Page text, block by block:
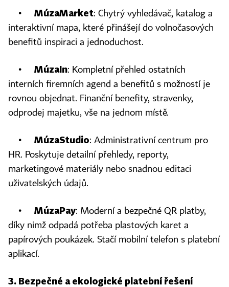
• MúzaMarket: Chytrý vyhledávač, katalog a
interaktivní mapa, které přinášejí do volnočasových
benefitů inspiraci a jednoduchost.
• MúzaIn: Kompletní přehled ostatních
interních firemních agend a benefitů s možností je
rovnou objednat. Finanční benefity, stravenky,
odprodej majetku, vše na jednom místě.
• MúzaStudio: Administrativní centrum pro
HR. Poskytuje detailní přehledy, reporty,
marketingové materiály nebo snadnou editaci
uživatelských údajů.
• MúzaPay: Moderní a bezpečné QR platby,
díky nimž odpadá potřeba plastových karet a
papírových poukázek. Stačí mobilní telefon s platební
aplikací.
3. Bezpečné a ekologické platební řešení